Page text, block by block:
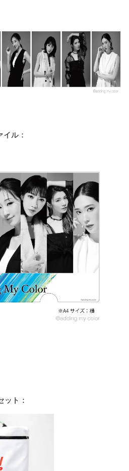
ル：
ト：